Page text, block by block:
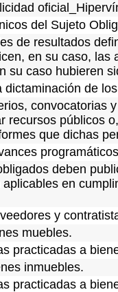
del Sujeto
de resultados
en su caso,
su caso hubieren
de
convocatorias
recursos públicos
que dichas
deben
en
y
muebles.
practicadas a
inmuebles.
practicadas a